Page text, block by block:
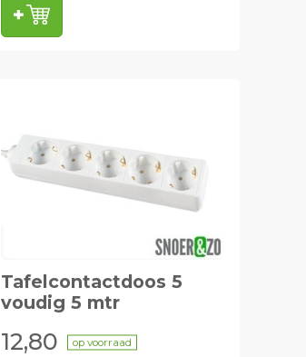
Tafelcontactdoos 5
voudig 5 mtr
12,80 op voorraad